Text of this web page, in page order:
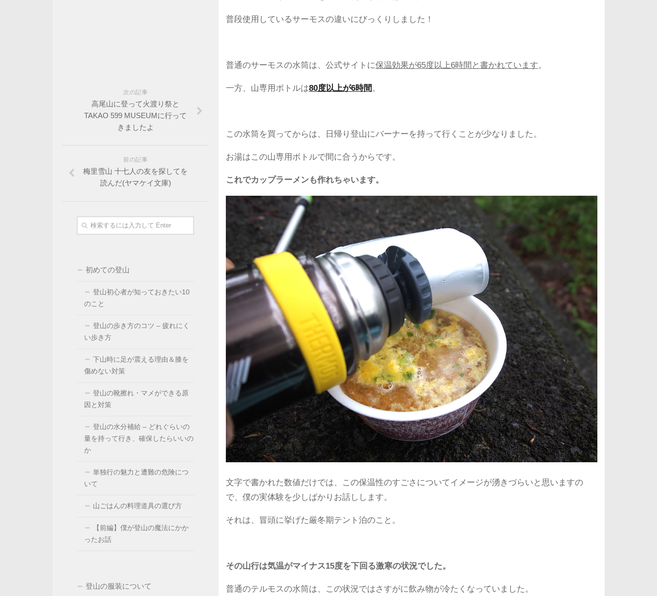
普段使用しているサーモスの違いにびっくりしました！
普通のサーモスの水筒は、公式サイトに保温効果が65度以上6時間と書かれています。
一方、山専用ボトルは80度以上が6時間。
この水筒を買ってからは、日帰り登山にバーナーを持って行くことが少なりました。
お湯はこの山専用ボトルで間に合うからです。
これでカップラーメンも作れちゃいます。
文字で書かれた数値だけでは、この保温性のすごさについてイメージが湧きづらいと思いますの
で、僕の実体験を少しばかりお話しします。
それは、冒頭に挙げた厳冬期テント泊のこと。
その山行は気温がマイナス15度を下回る激寒の状況でした。
普通のテルモスの水筒は、この状況ではさすがに飲み物が冷たくなっていました。
次の記事
高尾山に登って火渡り祭と
TAKAO 599 MUSEUMに行って
きましたよ
前の記事
梅里雪山 十七人の友を探してを
読んだ(ヤマケイ文庫)
初めての登山
登山初心者が知っておきたい10
のこと
登山の歩き方のコツ – 疲れにく
い歩き方
下山時に足が震える理由＆膝を
傷めない対策
登山の靴擦れ・マメができる原
因と対策
登山の水分補給 – どれぐらいの
量を持って行き、確保したらいいの
か
単独行の魅力と遭難の危険につ
いて
山ごはんの料理道具の選び方
【前編】僕が登山の魔法にかか
ったお話
登山の服装について